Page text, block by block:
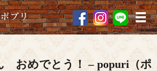
メ
おめでとう！ – popuri（ポ